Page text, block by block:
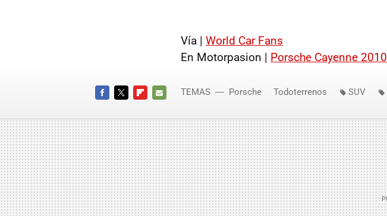
Vía | World Car Fans
En Motorpasion | Porsche Cayenne 2010
MAIL
TEMAS Porsche Todoterrenos SUV